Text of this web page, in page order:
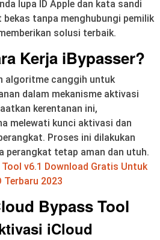
lupa ID Apple dan kata sandi
tanpa menghubungi pemilik
solusi terbaik.
Kerja iBypasser?
algoritme canggih untuk
dalam mekanisme aktivasi
kerentanan ini,
melewati kunci aktivasi dan
Proses ini dilakukan
perangkat tetap aman dan utuh.
Tool v6.1 Download Gratis Untuk
Terbaru 2023
Bypass Tool
iCloud